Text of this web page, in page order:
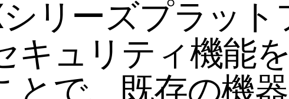
リーズプラット
キュリティ機能を
とで、既存の機